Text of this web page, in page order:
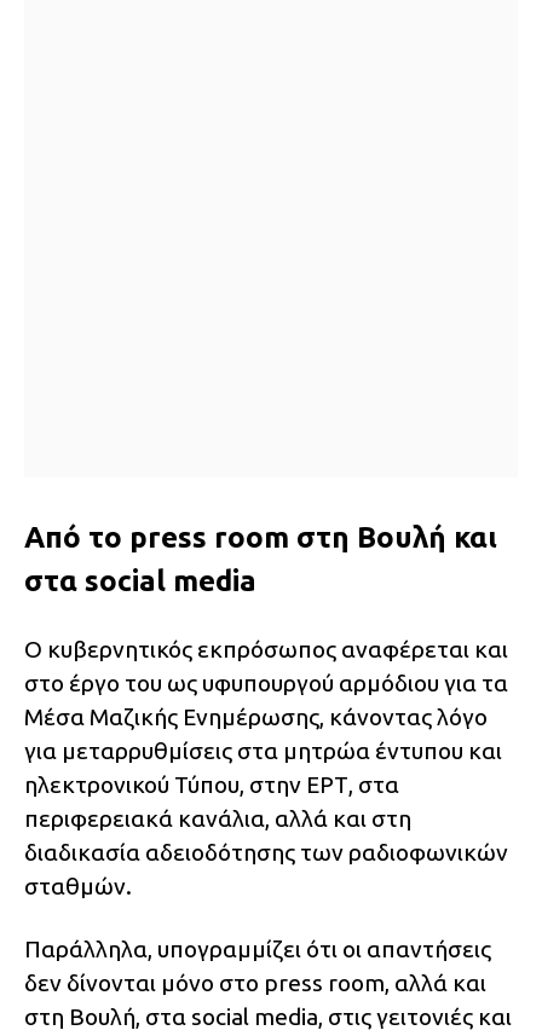
Από το press room στη Βουλή και
στα social media
Ο κυβερνητικός εκπρόσωπος αναφέρεται και
στο έργο του ως υφυπουργού αρμόδιου για τα
Μέσα Μαζικής Ενημέρωσης, κάνοντας λόγο
για μεταρρυθμίσεις στα μητρώα έντυπου και
ηλεκτρονικού Τύπου, στην ΕΡΤ, στα
περιφερειακά κανάλια, αλλά και στη
διαδικασία αδειοδότησης των ραδιοφωνικών
σταθμών.
Παράλληλα, υπογραμμίζει ότι οι απαντήσεις
δεν δίνονται μόνο στο press room, αλλά και
στη Βουλή, στα social media, στις γειτονιές και